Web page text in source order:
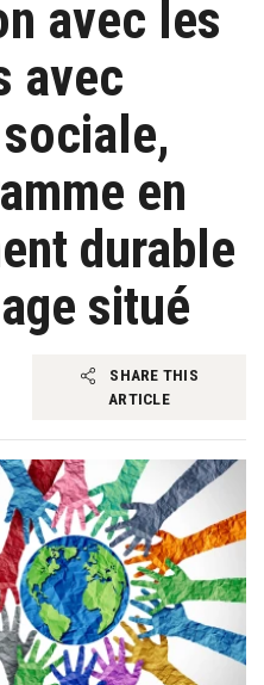
avec les
avec
en
durable
situé
SHARE THIS
ARTICLE